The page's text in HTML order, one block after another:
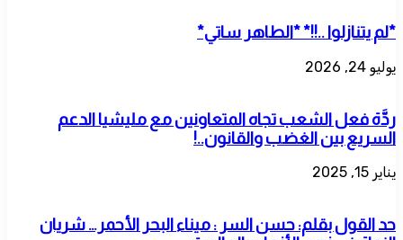
*لم يتنازلوا ..!!* *الطاهر ساتي*
يوليو 24, 2026
ردَّة فعل الشعب تجاه المتعاونين مع مليشيا الدعم
السريع بين الغضب والقانون..!
يناير 15, 2025
حد القول بقلم: حسن السر : ميناء البحر الأحمر… شريان